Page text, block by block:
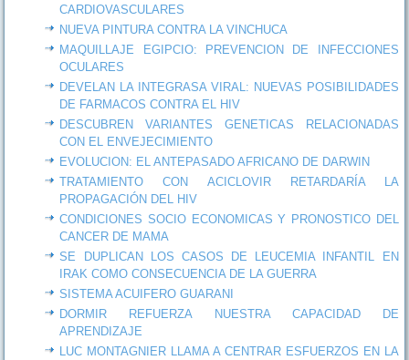
CARDIOVASCULARES
NUEVA PINTURA CONTRA LA VINCHUCA
MAQUILLAJE EGIPCIO: PREVENCION DE INFECCIONES
OCULARES
DEVELAN LA INTEGRASA VIRAL: NUEVAS POSIBILIDADES
DE FARMACOS CONTRA EL HIV
DESCUBREN VARIANTES GENETICAS RELACIONADAS
CON EL ENVEJECIMIENTO
EVOLUCION: EL ANTEPASADO AFRICANO DE DARWIN
TRATAMIENTO CON ACICLOVIR RETARDARÍA LA
PROPAGACIÓN DEL HIV
CONDICIONES SOCIO ECONOMICAS Y PRONOSTICO DEL
CANCER DE MAMA
SE DUPLICAN LOS CASOS DE LEUCEMIA INFANTIL EN
IRAK COMO CONSECUENCIA DE LA GUERRA
SISTEMA ACUIFERO GUARANI
DORMIR REFUERZA NUESTRA CAPACIDAD DE
APRENDIZAJE
LUC MONTAGNIER LLAMA A CENTRAR ESFUERZOS EN LA